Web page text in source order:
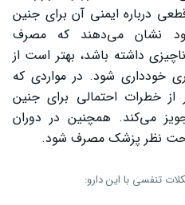
درباره ایمنی آن برای جنین
نشان می‌دهند که مصرف
داشته باشد، بهتر است از
خودداری شود. در مواردی که
از خطرات احتمالی برای جنین
می‌کند. همچنین در دوران
تحت نظر پزشک مصرف شود.
تنفسی با این دارو: